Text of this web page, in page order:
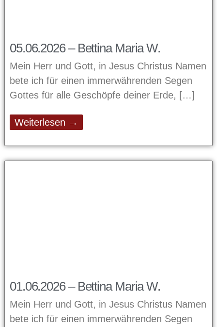
05.06.2026 – Bettina Maria W.
Mein Herr und Gott, in Jesus Christus Namen
bete ich für einen immerwährenden Segen
Gottes für alle Geschöpfe deiner Erde,
Weiterlesen →
01.06.2026 – Bettina Maria W.
Mein Herr und Gott, in Jesus Christus Namen
bete ich für einen immerwährenden Segen